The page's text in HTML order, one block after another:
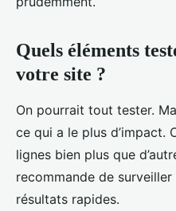
Quels éléments
votre site ?
On pourrait tout tester.
ce qui a le plus d’impact.
lignes bien plus que
recommande de
résultats rapides.